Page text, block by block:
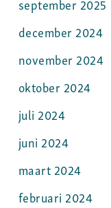
december 2024
november 2024
oktober 2024
juli 2024
juni 2024
maart 2024
februari 2024